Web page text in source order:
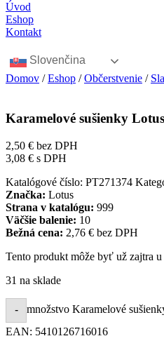
Úvod
Eshop
Kontakt
Slovenčina
Domov /Eshop /Občerstvenie /
Karamelové sušienky
2,50 € bez DPH
3,08 € s DPH
Katalógové číslo: PT271374
Značka: Lotus
Strana v katalógu: 999
Väčšie balenie: 10
Bežná cena: 2,76 € bez DPH
Tento produkt môže byť už zajtra u
31 na sklade
- množstvo Karamelové
EAN: 5410126716016